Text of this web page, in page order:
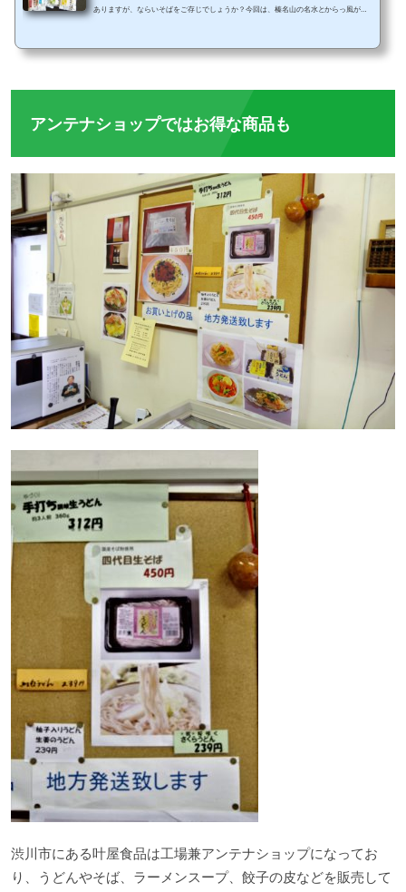
ありますが、ならいそばをご存じでしょうか？今回は、榛名山の名水とからっ風が生
現在では、大量生産が当たり前の時代ですが、群馬特有の乾燥した気候を生かした昔
アンテナショップではお得な商品も
渋川市にある叶屋食品は工場兼アンテナショップになってお
り、うどんやそば、ラーメンスープ、餃子の皮などを販売して